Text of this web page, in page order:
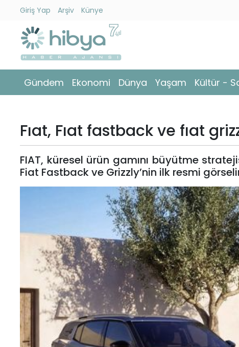
Giriş Yap Arşiv Künye
Gündem Ekonomi Dünya Yaşam Kültür -
Gündem
Ekonomi
Yaşam
Kültür
Sanat
Teknoloji
Sektörel
Arşiv
Künye
Fıat, Fıat fastback ve fıat
FIAT, küresel ürün gamını büyütme
Fiat Fastback ve Grizzly’nin ilk resmi